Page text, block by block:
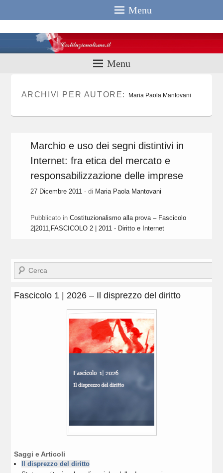
Menu
Menu
ARCHIVI PER AUTORE: Maria Paola Mantovani
Marchio e uso dei segni distintivi in
Internet: fra etica del mercato e
responsabilizzazione delle imprese
27 Dicembre 2011 - di Maria Paola Mantovani
Pubblicato in Costituzionalismo alla prova – Fascicolo
2|2011, FASCICOLO 2 | 2011 - Diritto e Internet
Cerca
Fascicolo 1 | 2026 – Il disprezzo del diritto
Saggi e Articoli
Il disprezzo del diritto